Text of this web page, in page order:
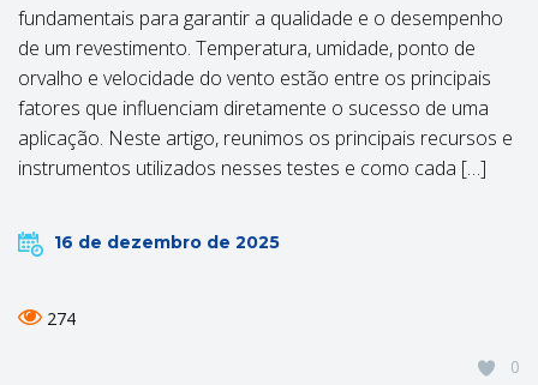
fundamentais para garantir a qualidade e o desempenho
de um revestimento. Temperatura, umidade, ponto de
orvalho e velocidade do vento estão entre os principais
fatores que influenciam diretamente o sucesso de uma
aplicação. Neste artigo, reunimos os principais recursos e
instrumentos utilizados nesses testes e como cada […]
16 de dezembro de 2025
274
0